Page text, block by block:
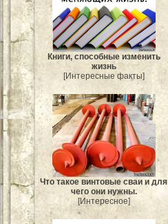
Книги, способные изменить
жизнь
[Интересные факты]
Что такое винтовые сваи и для
чего они нужны.
[Интересное]